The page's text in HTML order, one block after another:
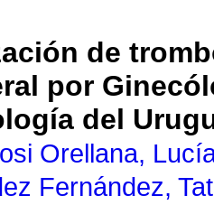
de
por
del
Orellana,
Fernández,